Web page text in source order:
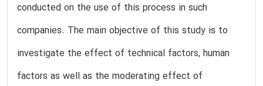
conducted on the use of this process in such
companies. The main objective of this study is to
investigate the effect of technical factors, human
factors as well as the moderating effect of